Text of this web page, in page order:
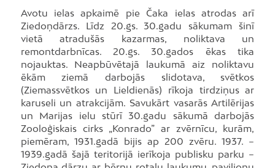
Avotu ielas apkaimē pie Čaka ielas atrodas arī
Ziedoņdārzs. Līdz 20.gs. 30.gadu sākumam šinī
vietā atradušās kazarmas, noliktava un
remontdarbnīcas. 20.gs. 30.gados ēkas tika
nojauktas. Neapbūvētajā laukumā aiz noliktavu
ēkām ziemā darbojās slidotava, svētkos
(Ziemassvētkos un Lieldienās) rīkoja tirdziņus ar
karuseli un atrakcijām. Savukārt vasarās Artilērijas
un Marijas ielu stūrī 30.gadu sākumā darbojās
Zooloģiskais cirks „Konrado” ar zvērnīcu, kurām,
piemēram, 1931.gadā bijis ap 200 zvēru. 1937. –
1939.gadā šajā teritorijā ierīkoja publisku parku –